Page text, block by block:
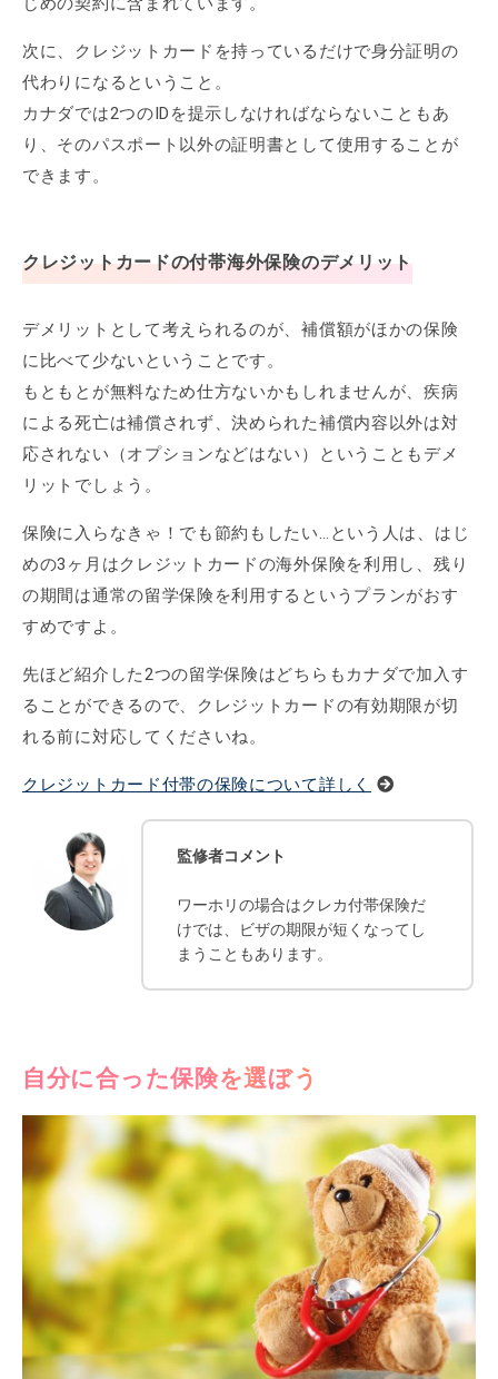
次に、クレジットカードを持っているだけで身分証明の
代わりになるということ。
カナダでは2つのIDを提示しなければならないこともあ
り、そのパスポート以外の証明書として使用することが
できます。
クレジットカードの付帯海外保険のデメリット
デメリットとして考えられるのが、補償額がほかの保険
に比べて少ないということです。
もともとが無料なため仕方ないかもしれませんが、疾病
による死亡は補償されず、決められた補償内容以外は対
応されない（オプションなどはない）ということもデメ
リットでしょう。
保険に入らなきゃ！でも節約もしたい…という人は、はじ
めの3ヶ月はクレジットカードの海外保険を利用し、残り
の期間は通常の留学保険を利用するというプランがおす
すめですよ。
先ほど紹介した2つの留学保険はどちらもカナダで加入す
ることができるので、クレジットカードの有効期限が切
れる前に対応してくださいね。
クレジットカード付帯の保険について詳しく
監修者コメント
ワーホリの場合はクレカ付帯保険だ
けでは、ビザの期限が短くなってし
まうこともあります。
自分に合った保険を選ぼう